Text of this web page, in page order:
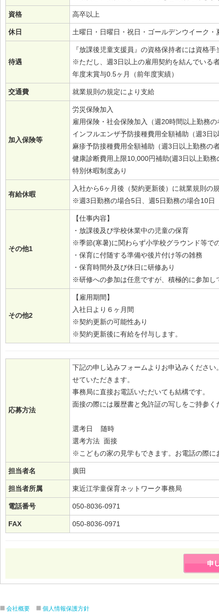
資格 高卒以上
休日 土曜日・日曜日・祝日・ゴールデンウイーク・
待遇
『放課後児童支援員』の資格保持者には資格
※ただし、週3日以上の雇用契約を結んでいる
年度末賞与0.5ヶ月（前年度実績）
交通費 就業規則の規定により支給
加入保険等
労災保険加入
雇用保険・社会保険加入（週20時間以上勤務の
インフルエンザ予防接種費用全額補助（週3日
麻疹予防接種費用全額補助（週3日以上勤務の
健康診断費用上限10,000円補助(週3日以上勤務
特別休暇制度あり
有給休暇
入社から6ヶ月後（契約更新後）に就業規則の
※週3日勤務の場合5日、週5日勤務の場合10日
その他1
【仕事内容】
・放課後及び学校休業中の児童の保育
※季節(寒暑)に関わらず小学校グラウンド等で
・保育に付随する準備や後片付け等の雑務
・保育時間外及び休日に研修あり
※研修への参加は任意ですが、積極的に参加
その他2
【雇用期間】
入社日より６ヶ月間
※契約更新の可能性あり
※契約更新後に有給を付与します。
応募方法
下記の申し込みフォームよりお申込みくださ
せていただきます。
事務局に直接お電話いただいても結構です。
面接の際には履歴書と免許証の写しをご持参く
選考日 随時
選考方法 面接
※こどもの家の見学もできます。お電話の際に
担当者名 廣田
担当者所属 東近江学童保育ネットワーク事務局
電話番号 050-8036-0971
FAX 050-8036-0971
会社概要 個人情報保護方針